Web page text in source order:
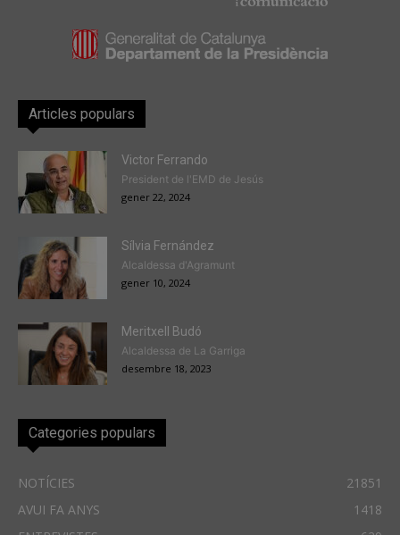
Articles populars
Victor Ferrando
President de l'EMD de Jesús
gener 22, 2024
Sílvia Fernández
Alcaldessa d'Agramunt
gener 10, 2024
Meritxell Budó
Alcaldessa de La Garriga
desembre 18, 2023
Categories populars
NOTÍCIES
21851
AVUI FA ANYS
1418